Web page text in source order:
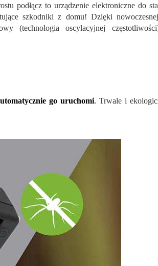
podłącz to urządzenie elektroniczne do
szkodniki z domu! Dzięki
(technologia oscylacyjnej
go uruchomi. Trwale i